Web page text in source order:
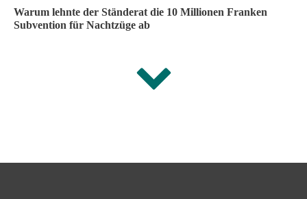
Warum lehnte der Ständerat die 10 Millionen Franken
Subvention für Nachtzüge ab